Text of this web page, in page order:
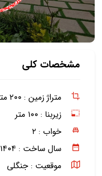
مشخصات کلی
متراژ زمین : ۲۰۰ متر
زیربنا : ۱۰۰ متر
خواب : ۲
سال ساخت : ۱۴۰۴
موقعیت : جنگلی